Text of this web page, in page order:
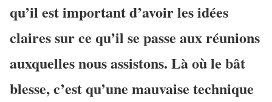
qu’il est important d’avoir les idées
claires sur ce qu’il se passe aux réunions
auxquelles nous assistons. Là où le bât
blesse, c’est qu’une mauvaise technique